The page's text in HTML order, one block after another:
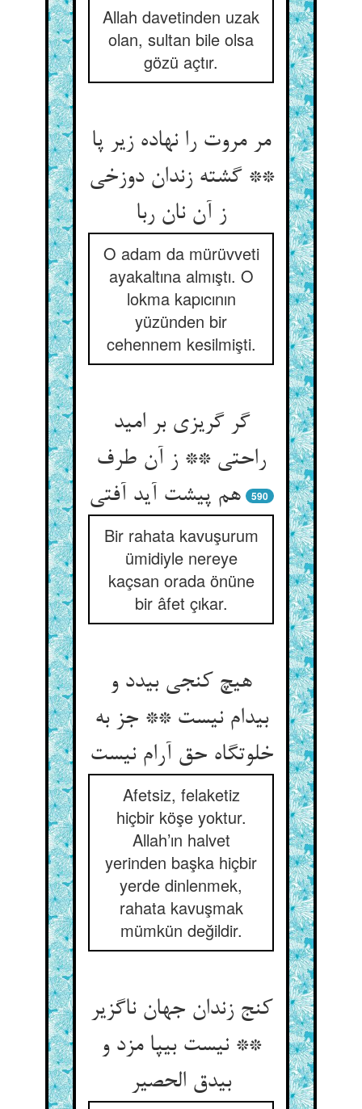
Allah davetinden uzak
olan, sultan bile olsa
gözü açtır.
مر مروت را نهاده زیر پا
** گشته زندان دوزخی
ز آن نان ربا
O adam da mürüvveti
ayakaltına almıştı. O
lokma kapıcının
yüzünden bir
cehennem kesilmişti.
گر گریزی بر امید
راحتی ** ز آن طرف
هم پیشت آید آفتی‏
590
Bir rahata kavuşurum
ümidiyle nereye
kaçsan orada önüne
bir âfet çıkar.
هیچ کنجی بی‏دد و
بی‏دام نیست ** جز به
خلوت‏گاه حق آرام نیست‏
Afetsiz, felaketiz
hiçbir köşe yoktur.
Allah’ın halvet
yerinden başka hiçbir
yerde dinlenmek,
rahata kavuşmak
mümkün değildir.
کنج زندان جهان ناگزیر
** نیست بی‏پا مزد و
بی‏دق الحصیر